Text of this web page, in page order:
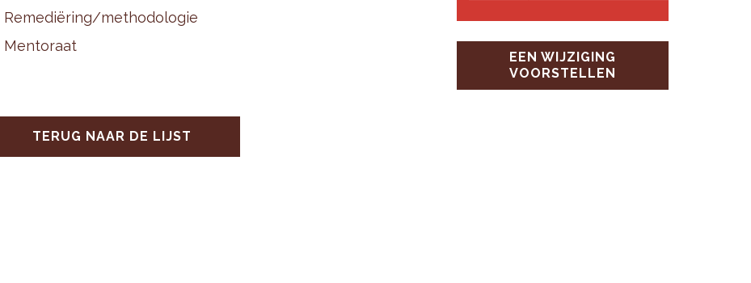
EEN WIJZIGING
VOORSTELLEN
Re­me­diëring/me­tho­do­lo­gie
Men­to­raat
TERUG NAAR DE LIJST